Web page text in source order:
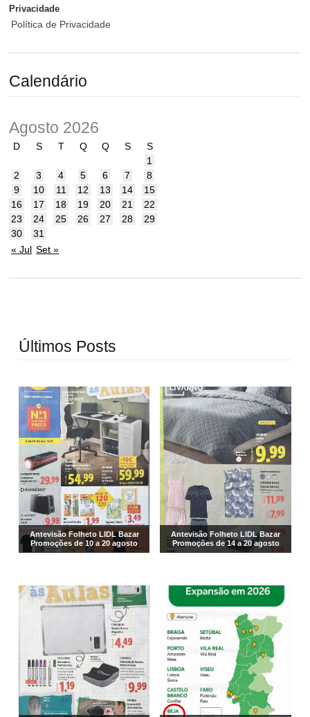
Privacidade
Política de Privacidade
Calendário
Agosto 2026
D S T Q Q S
S
1
2
3 4 5 6 7
8
9
10 11 12 13 14
15
16
17 18 19 20 21
22
23
24 25 26 27 28
29
30
31
« Jul Set »
Últimos Posts
Antevisão Folheto LIDL Bazar
Promoções de 10 a 20 agosto
Antevisão Folheto LIDL Bazar
Promoções de 14 a 20 agosto